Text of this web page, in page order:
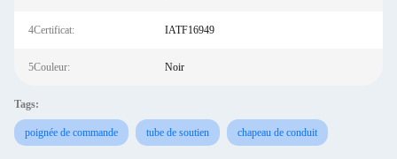
4Certificat: IATF16949
5Couleur: Noir
Tags:
poignée de commande tube de soutien chapeau de conduit